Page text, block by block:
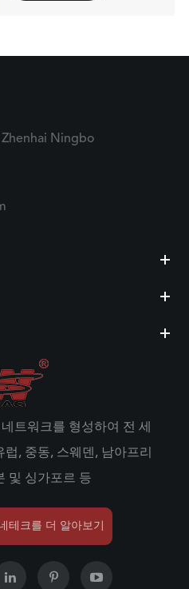
Ningbo
트워크를 형성하여 전 세
, 중동, 스웨덴, 남아프리
및 싱가포르 등
테크를 더 알아보기